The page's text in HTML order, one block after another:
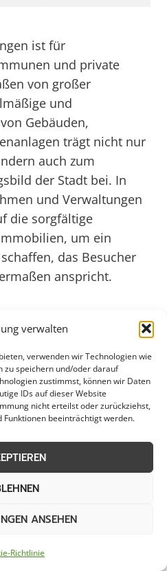
verwalten
verwenden wir Technologien wie
zu speichern und/oder darauf
zustimmst, können wir Daten
IDs auf dieser Website
nicht erteilst oder zurückziehst,
beeinträchtigt werden.
ANSEHEN
Richtlinie
ist für
und private
von großer
und
Gebäuden,
trägt nicht nur
auch zum
der Stadt bei. In
und Verwaltungen
die sorgfältige
um ein
das Besucher
anspricht.
wie die Reinigung
von Grünanlagen und
wird das
verbessert.
das Jahr 2025
zunehmend an
steigert, sondern auch
auf das Image der
die in Lingen
gepflegten Standort zu